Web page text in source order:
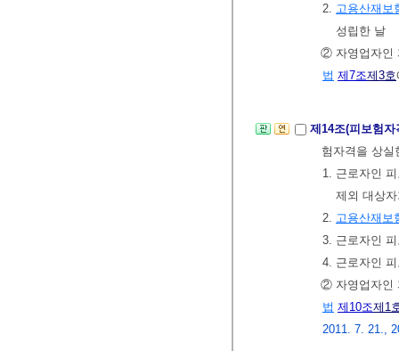
2.
고용산재보
성립한 날
② 자영업자인
법 제7조제3호
제14조(피보험
험자격을 상
1. 근로자인
제외 대상
2. 고용산재보
3. 근로자인
4. 근로자인
② 자영업자인
법 제10조제1
2011. 7. 21.,